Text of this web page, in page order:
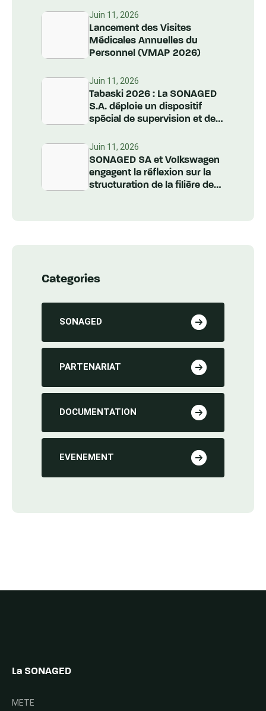
Juin 11, 2026
Lancement des Visites
Médicales Annuelles du
Personnel (VMAP 2026)
Juin 11, 2026
Tabaski 2026 : La SONAGED
S.A. déploie un dispositif
spécial de supervision et de
nationale
Juin 11, 2026
SONAGED SA et Volkswagen
engagent la réflexion sur la
structuration de la filière des
Categories
SONAGED
PARTENARIAT
DOCUMENTATION
EVENEMENT
La SONAGED
METE